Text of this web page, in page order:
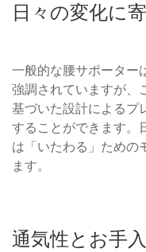
日々の変化に
一般的な腰サポーター
強調されていますが、
基づいた設計によるプ
することができます。
は「いたわる」ための
ます。
通気性とお手